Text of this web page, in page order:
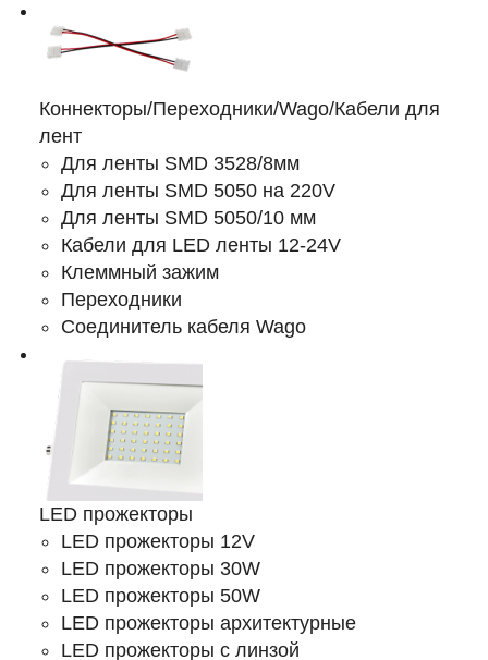
Коннекторы/Переходники/Wago/Кабели для
лент
Для ленты SMD 3528/8мм
Для ленты SMD 5050 на 220V
Для ленты SMD 5050/10 мм
Кабели для LED ленты 12-24V
Клеммный зажим
Переходники
Соединитель кабеля Wago
LED прожекторы
LED прожекторы 12V
LED прожекторы 30W
LED прожекторы 50W
LED прожекторы архитектурные
LED прожекторы с линзой